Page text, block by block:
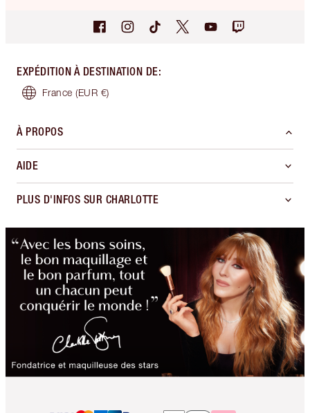
EXPÉDITION À DESTINATION DE:
France (EUR €)
À PROPOS
AIDE
PLUS D'INFOS SUR CHARLOTTE